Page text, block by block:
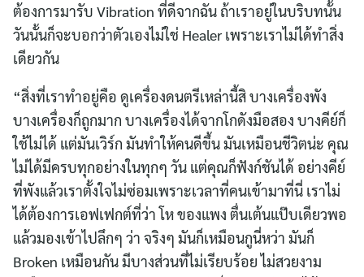
ต้องการมารับ Vibration ที่ดีจากฉัน ถ้าเราอยู่ในบริบทนั้น
วันนั้นก็จะบอกว่าตัวเองไม่ใช่ Healer เพราะเราไม่ได้ทำสิ่ง
เดียวกัน
“สิ่งที่เราทำอยู่คือ ดูเครื่องดนตรีเหล่านี้สิ บางเครื่องพัง
บางเครื่องก็ถูกมาก บางเครื่องได้จากโกดังมือสอง บางคีย์ก็
ใช้ไม่ได้ แต่มันเวิร์ก มันทำให้คนดีขึ้น มันเหมือนชีวิตน่ะ คุณ
ไม่ได้มีครบทุกอย่างในทุกๆ วัน แต่คุณก็ฟังก์ชันได้ อย่างคีย์
ที่พังแล้วเราตั้งใจไม่ซ่อมเพราะเวลาที่คนเข้ามาที่นี่ เราไม่
ได้ต้องการเอฟเฟกต์ที่ว่า โห ของแพง ตื่นเต้นแป๊บเดียวพอ
แล้วมองเข้าไปลึกๆ ว่า จริงๆ มันก็เหมือนกูนี่หว่า มันก็
Broken เหมือนกัน มีบางส่วนที่ไม่เรียบร้อย ไม่สวยงาม